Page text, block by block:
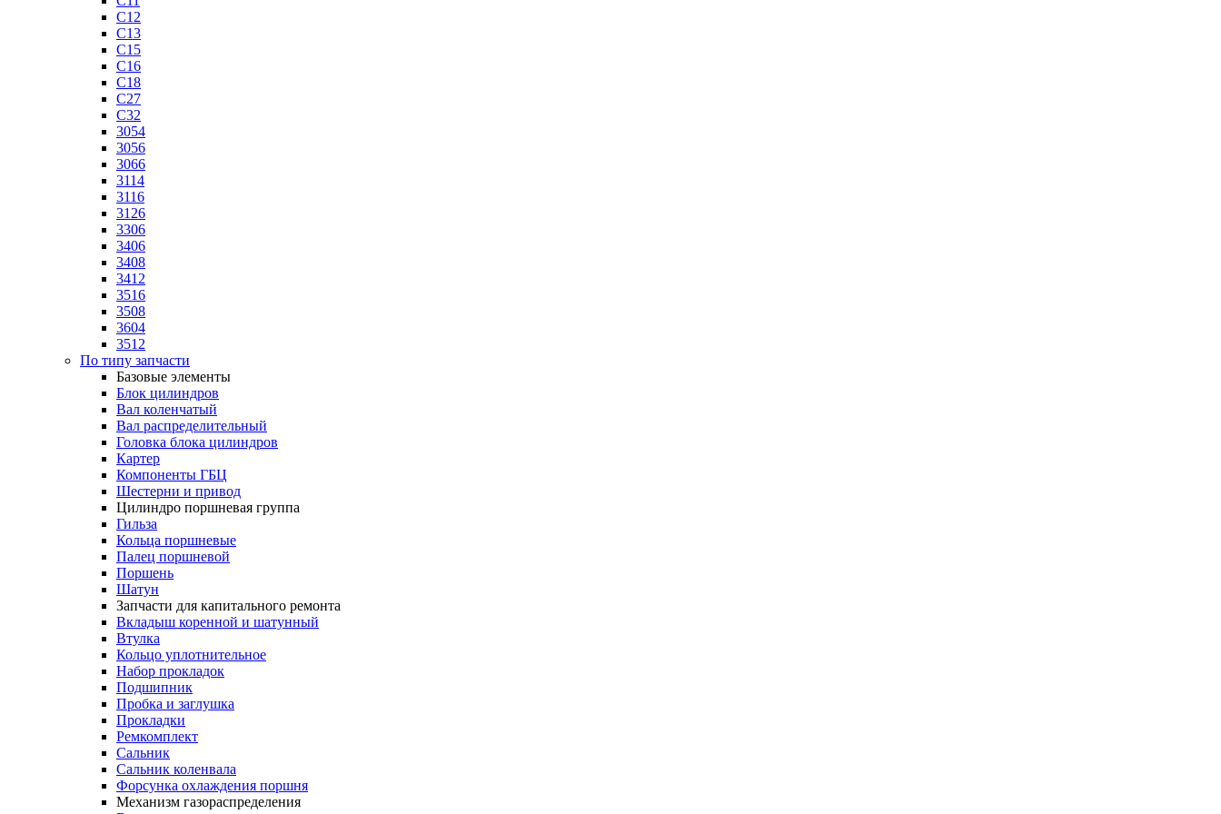
C12
C13
C15
C16
C18
C27
C32
3054
3056
3066
3114
3116
3126
3306
3406
3408
3412
3516
3508
3604
3512
По типу запчасти
Базовые элементы
Блок цилиндров
Вал коленчатый
Вал распределительный
Головка блока цилиндров
Картер
Компоненты ГБЦ
Шестерни и привод
Цилиндро поршневая группа
Гильза
Кольца поршневые
Палец поршневой
Поршень
Шатун
Запчасти для капитального ремонта
Вкладыш коренной и шатунный
Втулка
Кольцо уплотнительное
Набор прокладок
Подшипник
Пробка и заглушка
Прокладки
Ремкомплект
Сальник
Сальник коленвала
Форсунка охлаждения поршня
Механизм газораспределения